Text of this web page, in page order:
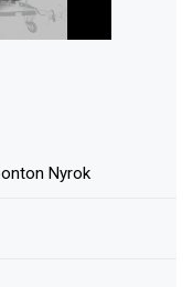
Nyrok